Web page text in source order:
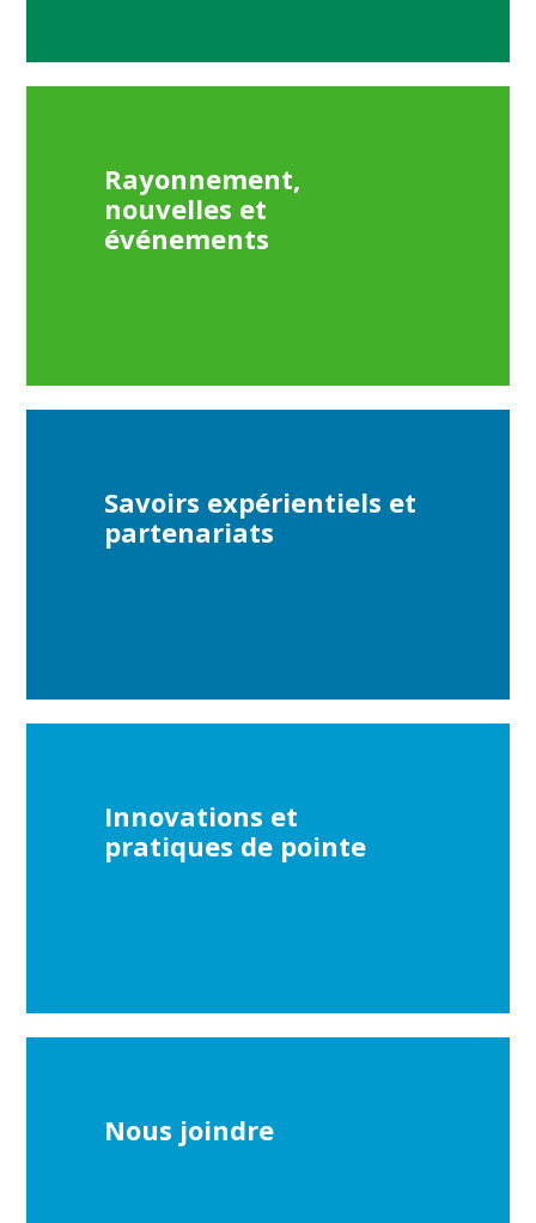
Rayonnement,
nouvelles et
événements
Savoirs expérientiels et
partenariats
Innovations et
pratiques de pointe
Nous joindre